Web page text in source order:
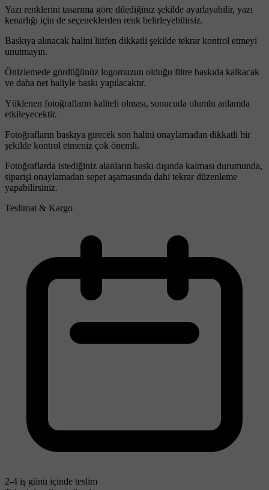
Yazı renklerini tasarıma göre dilediğiniz şekilde ayarlayabilir, yazı
kenarlığı için de seçeneklerden renk belirleyebilirsiz.
Baskıya alınacak halini lütfen dikkatli şekilde tekrar kontrol etmeyi
unutmayın.
Önizlemede gördüğünüz logomuzun olduğu filtre baskıda kalkacak
ve daha net haliyle baskı yapılacaktır.
Yüklenen fotoğrafların kaliteli olması, sonucuda olumlu anlamda
etkileyecektir.
Fotoğrafların baskıya girecek son halini onaylamadan dikkatli bir
şekilde kontrol etmeniz çok önemli.
Fotoğraflarda istediğiniz alanların baskı dışında kalması durumunda,
siparişi onaylamadan sepet aşamasında dahi tekrar düzenleme
yapabilirsiniz.
Teslimat & Kargo
2-4 iş günü içinde teslim